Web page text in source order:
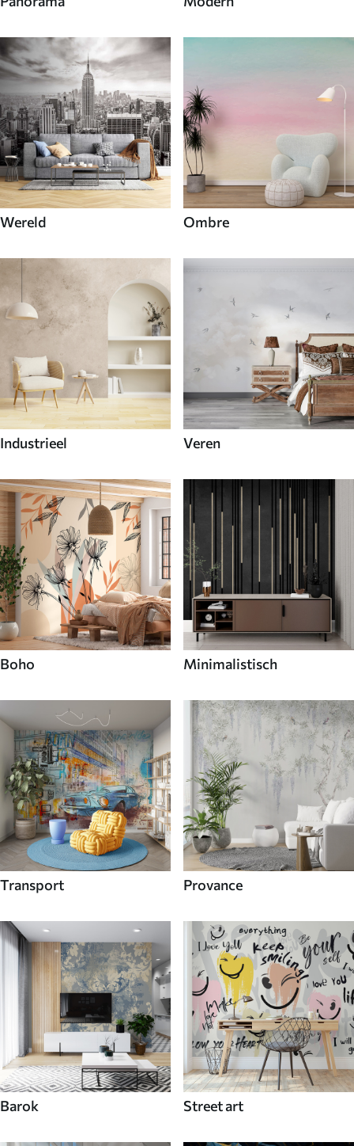
Wereld Ombre
Industrieel Veren
Boho Minimalistisch
Transport Provance
Barok Street art